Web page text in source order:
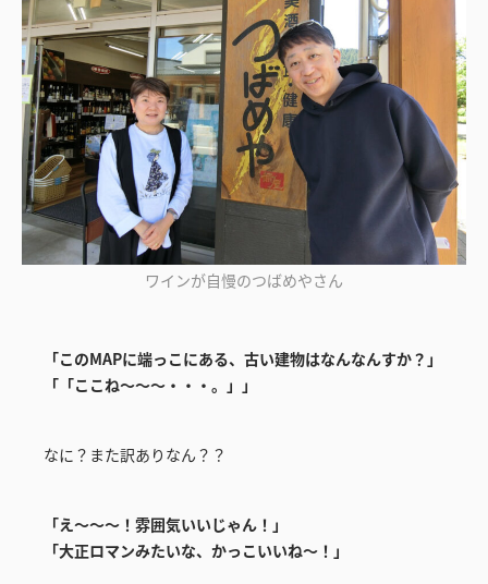
ワインが自慢のつばめやさん
「このMAPに端っこにある、古い建物はなんなんすか？」
「「ここね～～～・・・。」」
なに？また訳ありなん？？
「え～～～！雰囲気いいじゃん！」
「大正ロマンみたいな、かっこいいね～！」